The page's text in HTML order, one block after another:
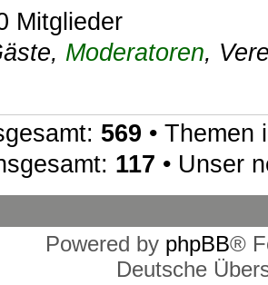
Mitglieder
, Moderatoren,
569 •
117 • Unser
Powered by phpBB®
Deutsche